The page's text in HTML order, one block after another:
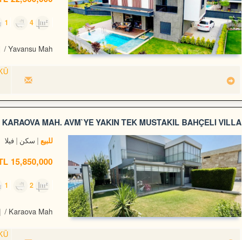
1 4
/ Yavansu Mah.
KARAOVA MAH. AVM`YE YAKIN TEK MÜSTAKİL BAHÇELİ VİLLA
للبيع سكن فيلا
15,850,000 TL
1 2
/ Karaova Mah.